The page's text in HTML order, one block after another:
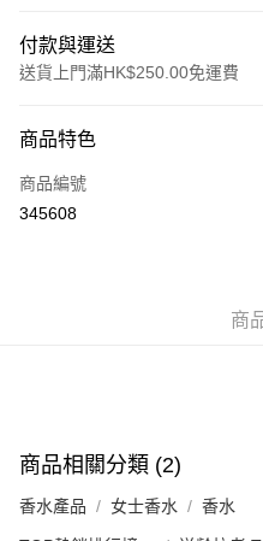
付款與運送
送貨上門滿HK$250.00免運費
信用卡
Apple Pay
付款後門市自取，訂單確認後2-
商品特色
商品編號
345608
商
商品相關分類 (2)
香水產品 女士香水 香水